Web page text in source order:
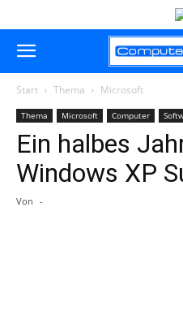
Start Thema Microsoft
Thema Microsoft Computer
Ein halbes
Windows XP
Von -